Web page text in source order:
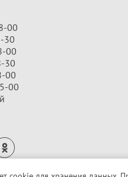
00
30
00
30
00
00